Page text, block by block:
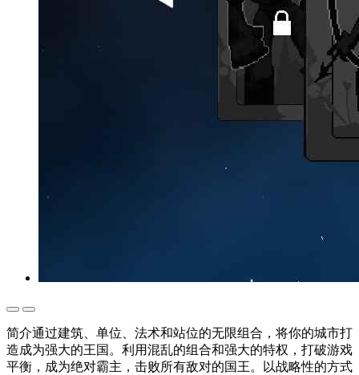
简介通过建筑、单位、法术和站位的无限组合，将你的城市打
造成为强大的王国。利用混乱的组合和强大的特权，打破游戏
平衡，成为绝对霸主，击败所有敌对的国王。以战略性的方式